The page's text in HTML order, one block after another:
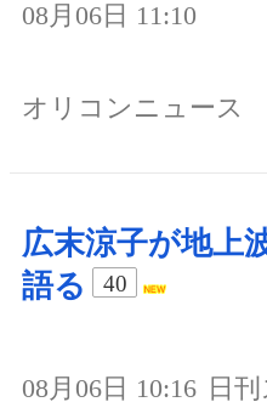
08月06日 11:10
オリコンニュース
広末涼子が地上
語る
40
08月06日 10:16 日